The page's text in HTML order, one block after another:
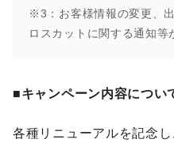
※3：お客様情報の変更、
ロスカットに関する通知等
■キャンペーン内容につい
各種リニューアルを記念